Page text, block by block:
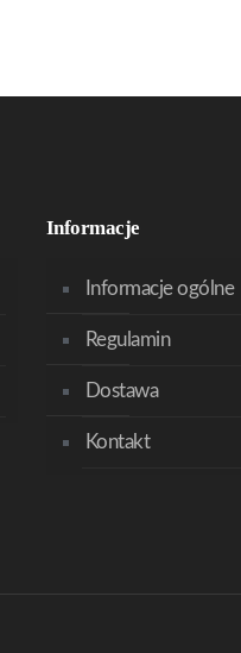
Informacje
Informacje ogólne
Regulamin
Dostawa
Kontakt